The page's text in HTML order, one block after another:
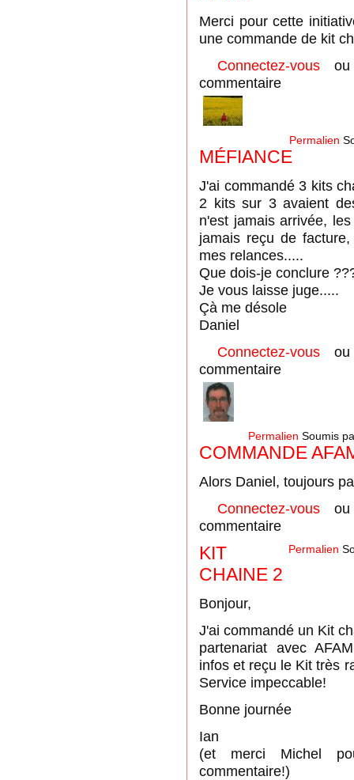
Merci pour cette
une commande de kit
Connectez-vous
commentaire
Permalien
MÉFIANCE
J'ai commandé 3 kits
2 kits sur 3 avaient
n'est jamais arrivée,
jamais reçu de
mes relances.....
Que dois-je conclure
Je vous laisse juge.....
Çà me désole
Daniel
Connectez-vous
commentaire
Permalien Soumis
COMMANDE
Alors Daniel, toujours
Connectez-vous
commentaire
Permalien
KIT
CHAINE 2
Bonjour,
J'ai commandé un Kit
partenariat avec
infos et reçu le Kit très
Service impeccable!
Bonne journée
Ian
(et merci Michel
commentaire!)